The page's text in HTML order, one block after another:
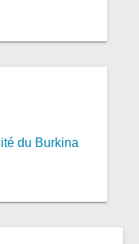
du Burkina